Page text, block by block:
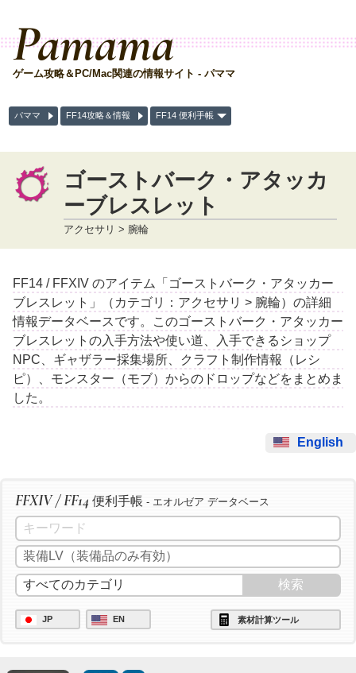
Pamama
ゲーム攻略＆PC/Mac関連の情報サイト - パママ
パママ FF14攻略＆情報 FF14 便利手帳
ゴーストバーク・アタッカ
ーブレスレット
アクセサリ > 腕輪
FF14 / FFXIV のアイテム「ゴーストバーク・アタッカー
ブレスレット」（カテゴリ：アクセサリ > 腕輪）の詳細
情報データベースです。このゴーストバーク・アタッカー
ブレスレットの入手方法や使い道、入手できるショップ
NPC、ギャザラー採集場所、クラフト制作情報（レシ
ピ）、モンスター（モブ）からのドロップなどをまとめま
した。
English
FFXIV / FF14 便利手帳 - エオルゼア データベース
JP EN 素材計算ツール